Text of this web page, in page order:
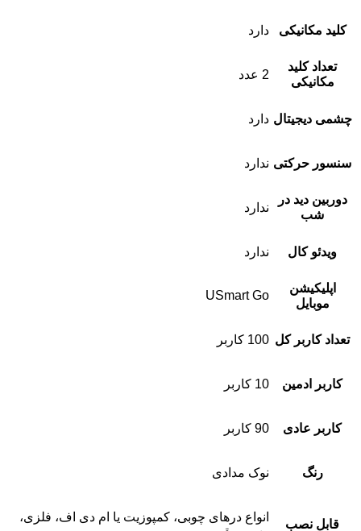
کلید مکانیکی دارد
تعداد کلید
مکانیکی
2 عدد
چشمی دیجیتال دارد
سنسور حرکتی ندارد
دوربین دید در
شب
ندارد
ویدئو کال ندارد
اپلیکیشن
موبایل
USmart Go
تعداد کاربر کل 100 کاربر
کاربر ادمین 10 کاربر
کاربر عادی 90 کاربر
رنگ نوک مدادی
قابل نصب
انواع درهای چوبی، کمپوزیت یا ام دی اف، فلزی،